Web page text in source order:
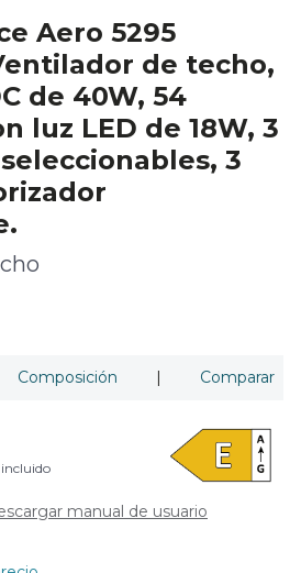
Aero 5295
de techo,
de 40W, 54
luz LED de 18W, 3
3
Composición | Comparar
incluido
manual de usuario